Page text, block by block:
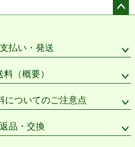
払い・発送
料（概要）
についてのご注意点
返品・交換